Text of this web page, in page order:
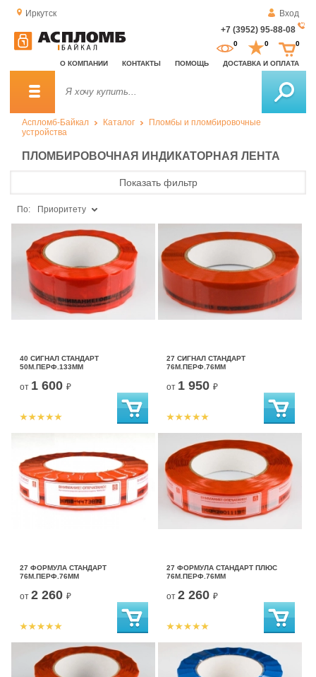
Иркутск
Вход
+7 (3952) 95-88-08
О КОМПАНИИ КОНТАКТЫ ПОМОЩЬ ДОСТАВКА И ОПЛАТА
0 0 0
Аспломб-Байкал Каталог
Пломбы и пломбировочные
устройства
ПЛОМБИРОВОЧНАЯ ИНДИКАТОРНАЯ ЛЕНТА
Показать фильтр
По: Приоритету
40 СИГНАЛ СТАНДАРТ
50М.ПЕРФ.133ММ
от 1 600 ₽
27 СИГНАЛ СТАНДАРТ
76М.ПЕРФ.76ММ
от 1 950 ₽
27 ФОРМУЛА СТАНДАРТ
76М.ПЕРФ.76ММ
от 2 260 ₽
27 ФОРМУЛА СТАНДАРТ ПЛЮС
76М.ПЕРФ.76ММ
от 2 260 ₽